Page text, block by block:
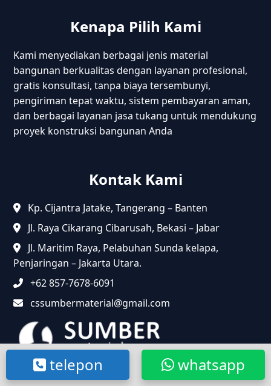
Kenapa Pilih Kami
Kami menyediakan berbagai jenis material
bangunan berkualitas dengan layanan profesional,
gratis konsultasi, tanpa biaya tersembunyi,
pengiriman tepat waktu, sistem pembayaran aman,
dan berbagai layanan jasa tukang untuk mendukung
proyek konstruksi bangunan Anda
Kontak Kami
Kp. Cijantra Jatake, Tangerang – Banten
Jl. Raya Cikarang Cibarusah, Bekasi – Jabar
Jl. Maritim Raya, Pelabuhan Sunda kelapa,
Penjaringan – Jakarta Utara.
+62 857-7678-6091
cssumbermaterial@gmail.com
whatsapp
telepon